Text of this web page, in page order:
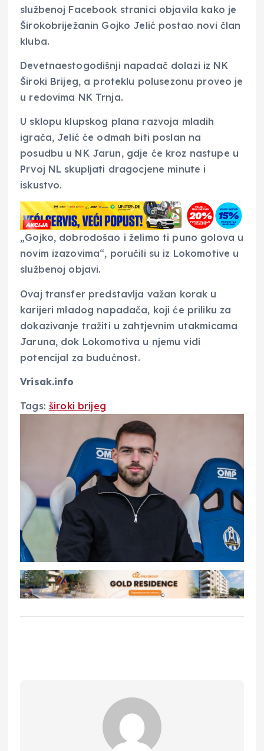
službenoj Facebook stranici objavila kako je
Širokobriježanin Gojko Jelić postao novi član
kluba.
Devetnaestogodišnji napadač dolazi iz NK
Široki Brijeg, a proteklu polusezonu proveo je
u redovima NK Trnja.
U sklopu klupskog plana razvoja mladih
igrača, Jelić će odmah biti poslan na
posudbu u NK Jarun, gdje će kroz nastupe u
Prvoj NL skupljati dragocjene minute i
iskustvo.
„Gojko, dobrodošao i želimo ti puno golova u
novim izazovima“, poručili su iz Lokomotive u
službenoj objavi.
Ovaj transfer predstavlja važan korak u
karijeri mladog napadača, koji će priliku za
dokazivanje tražiti u zahtjevnim utakmicama
Jaruna, dok Lokomotiva u njemu vidi
potencijal za budućnost.
Vrisak.info
Tags: široki brijeg